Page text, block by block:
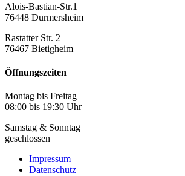
Alois-Bastian-Str.1
76448 Durmersheim
Rastatter Str. 2
76467 Bietigheim
Öffnungszeiten
Montag bis Freitag
08:00 bis 19:30 Uhr
Samstag & Sonntag
geschlossen
Impressum
Datenschutz